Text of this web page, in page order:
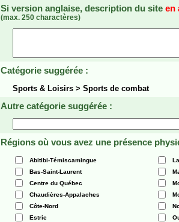
Si version anglaise, description du site en
(max. 250 charactères)
Catégorie suggérée :
Sports & Loisirs > Sports de combat
Autre catégorie suggérée :
Régions où vous avez une présence
Abitibi-Témiscamingue
Bas-Saint-Laurent
Centre du Québec
Chaudières-Appalaches
Côte-Nord
Estrie